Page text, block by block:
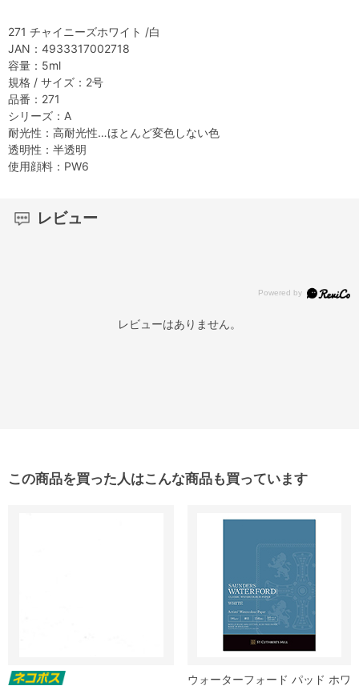
271 チャイニーズホワイト /白
JAN：4933317002718
容量：5ml
規格 / サイズ：2号
品番：271
シリーズ：A
耐光性：高耐光性…ほとんど変色しない色
透明性：半透明
使用顔料：PW6
レビュー
レビューはありません。
この商品を買った人はこんな商品も買っています
ウォーターフォード パッド ホワ